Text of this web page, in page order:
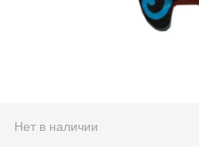
Нет в наличии